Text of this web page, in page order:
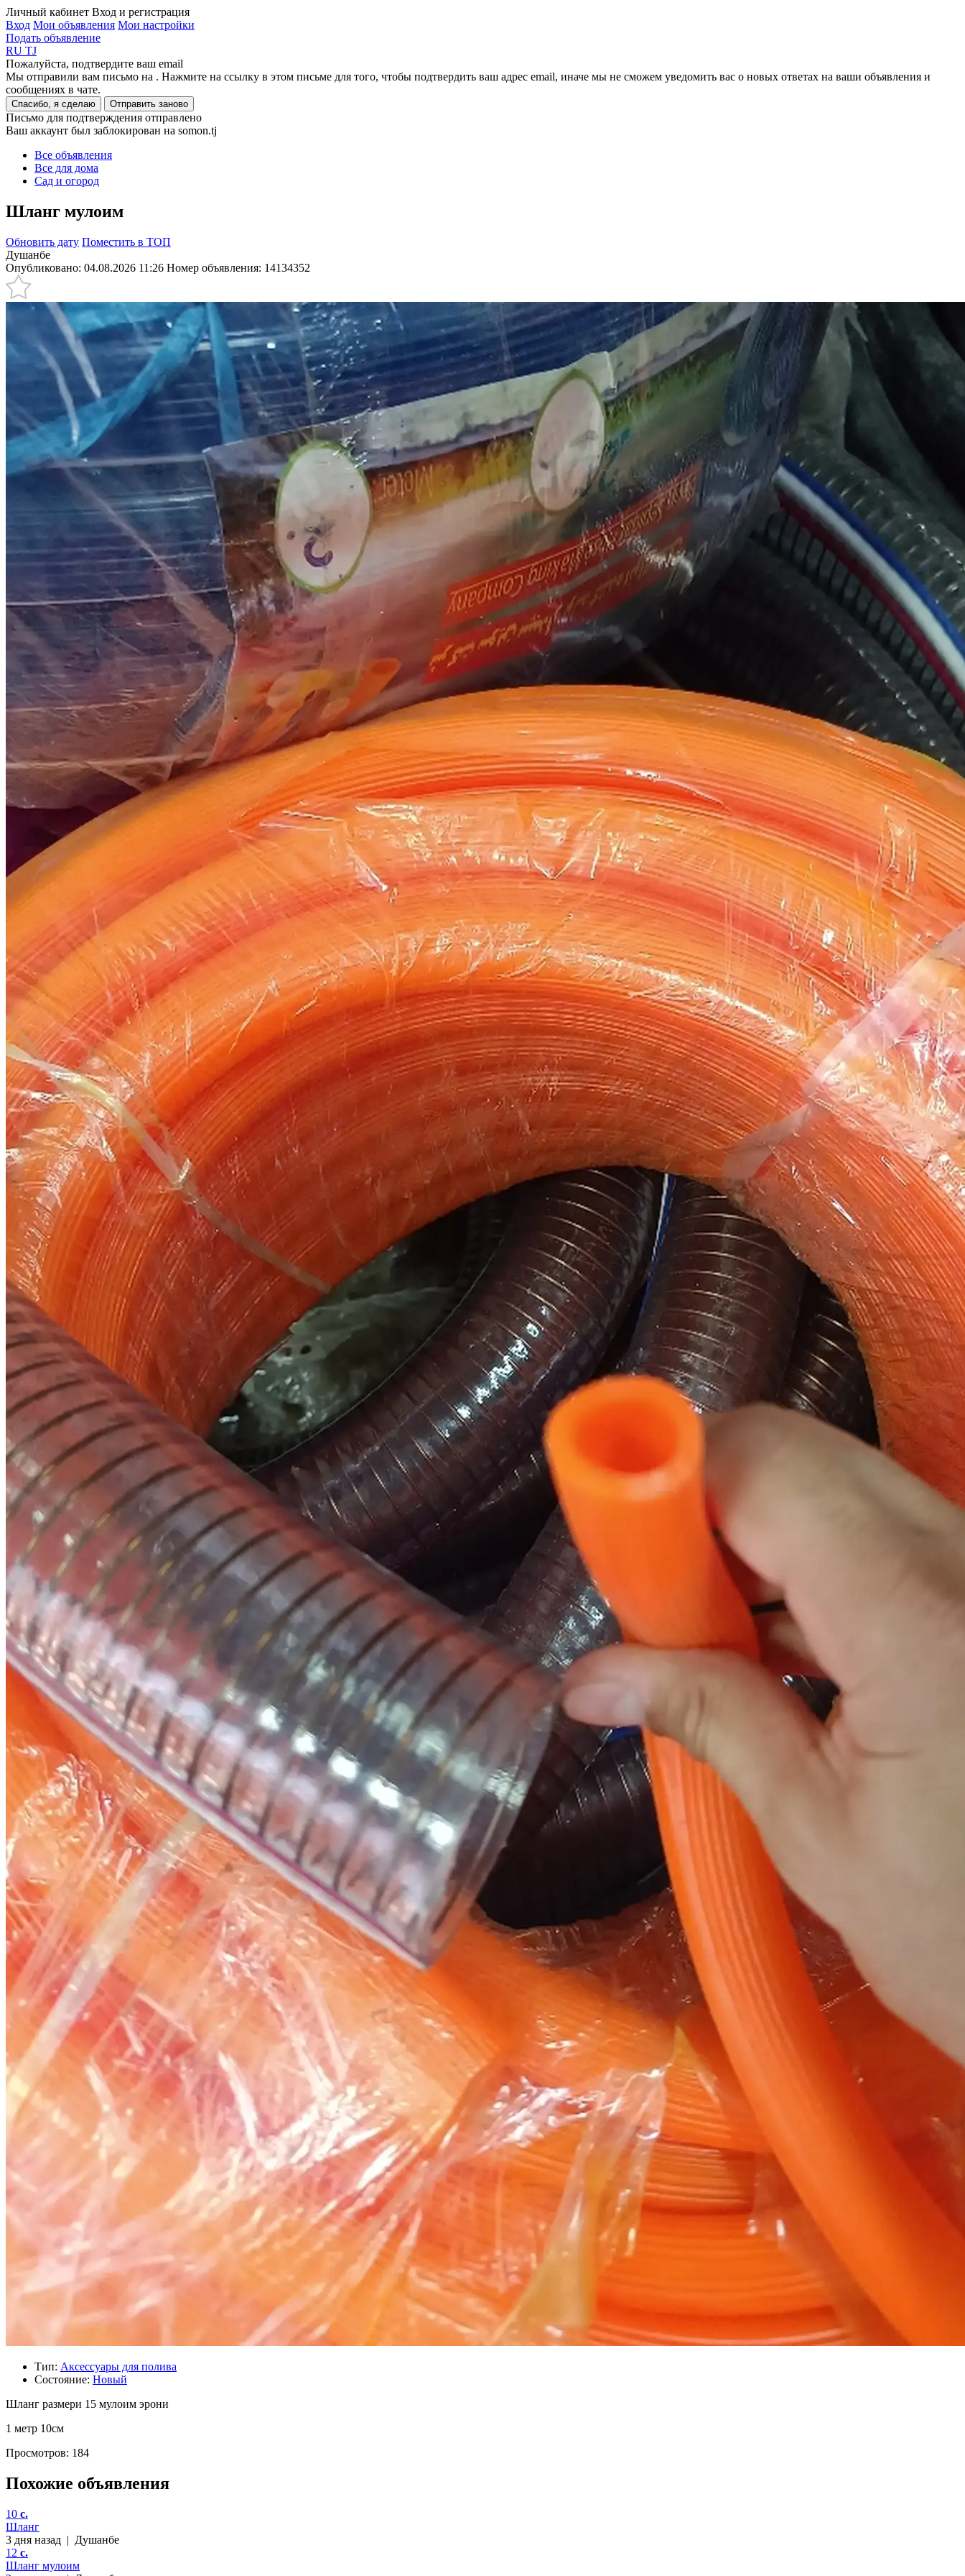
Личный кабинет Вход и регистрация
Вход Мои объявления Мои настройки
Подать объявление
RU TJ
Пожалуйста, подтвердите ваш email
Мы отправили вам письмо на . Нажмите на ссылку в этом письме для того, чтобы подтвердить ваш адрес email, иначе мы не сможем уведомить вас о новых ответах на ваши объявления и
сообщениях в чате.
Спасибо, я сделаю Отправить заново
Письмо для подтверждения отправлено
Ваш аккаунт был заблокирован на somon.tj
Все объявления
Все для дома
Сад и огород
Шланг мулоим
Обновить дату Поместить в ТОП
Душанбе
Опубликовано: 04.08.2026 11:26 Номер объявления: 14134352
Тип: Аксессуары для полива
Состояние: Новый
Шланг размери 15 мулоим эрони
1 метр 10см
Просмотров: 184
Похожие объявления
10 c.
Шланг
3 дня назад | Душанбе
12 c.
Шланг мулоим